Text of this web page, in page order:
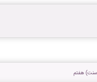
سنت) هفتم